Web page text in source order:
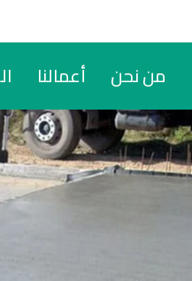
من نحن أعمالنا